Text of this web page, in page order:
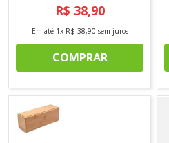
R$ 38,90
Em até 1x R$ 38,90 sem juros
COMPRAR